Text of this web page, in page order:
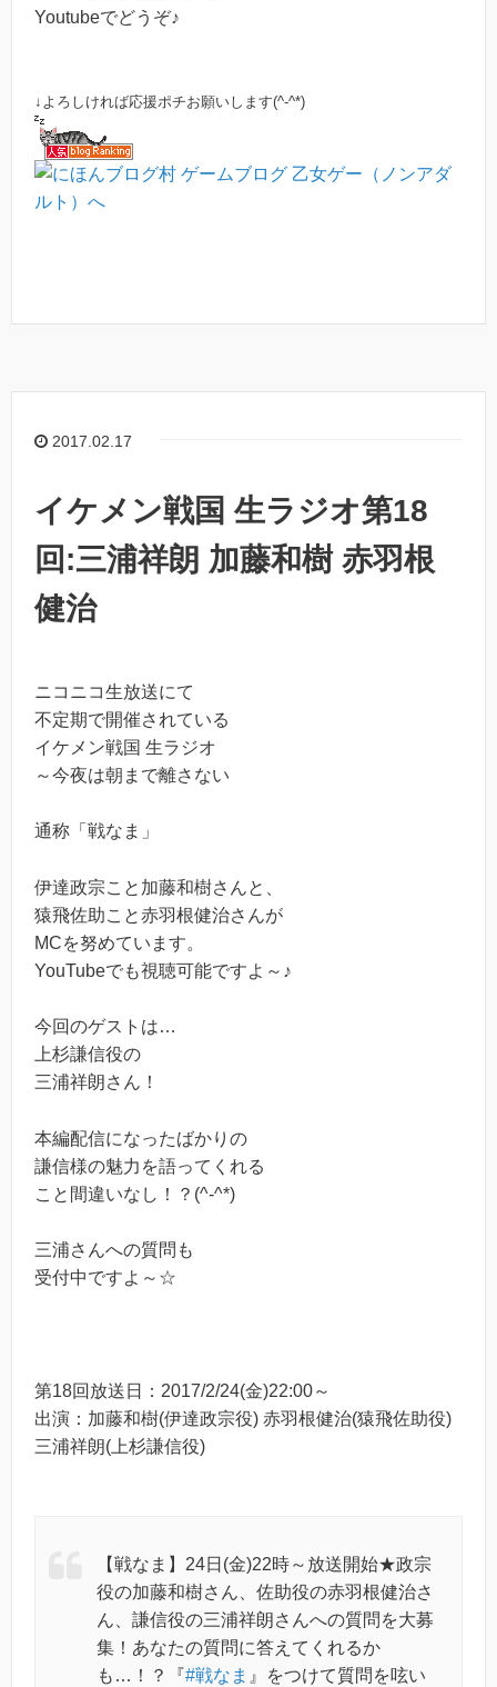
Youtubeでどうぞ♪
↓よろしければ応援ポチお願いします(^-^*)
2017.02.17
イケメン戦国 生ラジオ第18
回:三浦祥朗 加藤和樹 赤羽根
健治
ニコニコ生放送にて
不定期で開催されている
イケメン戦国 生ラジオ
～今夜は朝まで離さない
通称「戦なま」
伊達政宗こと加藤和樹さんと、
猿飛佐助こと赤羽根健治さんが
MCを努めています。
YouTubeでも視聴可能ですよ～♪
今回のゲストは…
上杉謙信役の
三浦祥朗さん！
本編配信になったばかりの
謙信様の魅力を語ってくれる
こと間違いなし！？(^-^*)
三浦さんへの質問も
受付中ですよ～☆
第18回放送日：2017/2/24(金)22:00～
出演：加藤和樹(伊達政宗役) 赤羽根健治(猿飛佐助役)
三浦祥朗(上杉謙信役)
【戦なま】24日(金)22時～放送開始★政宗
役の加藤和樹さん、佐助役の赤羽根健治さ
ん、謙信役の三浦祥朗さんへの質問を大募
集！あなたの質問に答えてくれるか
も…！？『#戦なま 』をつけて質問を呟い